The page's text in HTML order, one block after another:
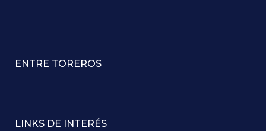
ENTRE TOREROS
LINKS DE INTERÉS